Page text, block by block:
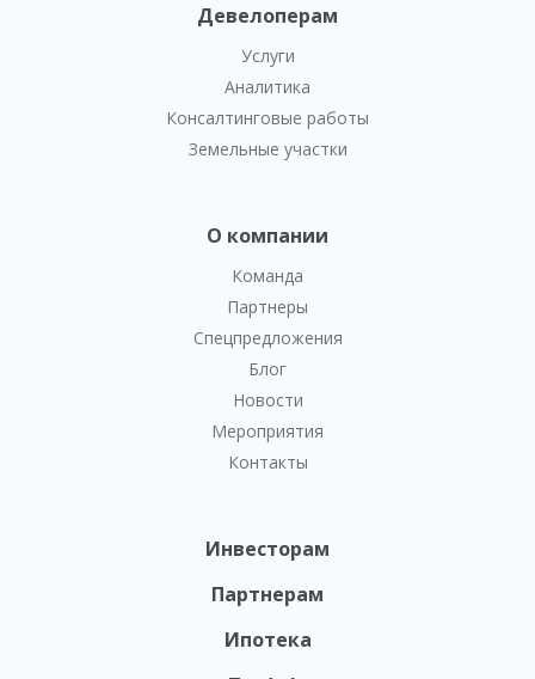
Девелоперам
Услуги
Аналитика
Консалтинговые работы
Земельные участки
О компании
Команда
Партнеры
Спецпредложения
Блог
Новости
Мероприятия
Контакты
Инвесторам
Партнерам
Ипотека